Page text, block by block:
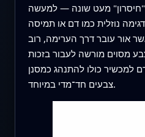
מעט שונה — למעשה
נוזלית כמו דם או תמיסה
אור עובר דרך הערימה, רוב
מסוים מורשה לעבור בזכות
למכשיר כולו להתנהג כמסנן
צבעים חד־מדי במיוחד.